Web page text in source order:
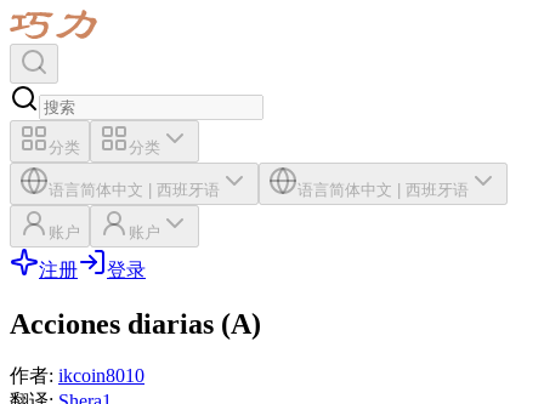
分类 分类
语言简体中文 | 西班牙语 语言简体中文 | 西班牙语
账户 账户
注册 登录
Acciones diarias (A)
作者: ikcoin8010